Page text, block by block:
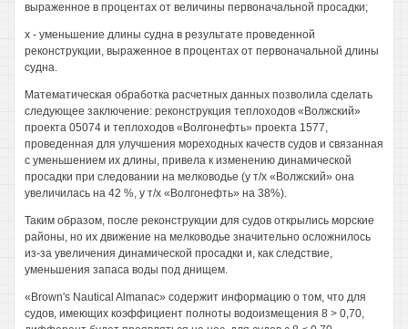
выраженное в процентах от величины первоначальной просадки;
х - уменьшение длины судна в результате проведенной
реконструкции, выраженное в процентах от первоначальной длины
судна.
Математическая обработка расчетных данных позволила сделать
следующее заключение: реконструкция теплоходов «Волжский»
проекта 05074 и теплоходов «Волгонефть» проекта 1577,
проведенная для улучшения мореходных качеств судов и связанная
с уменьшением их длины, привела к изменению динамической
просадки при следовании на мелководье (у т/х «Волжский» она
увеличилась на 42 %, у т/х «Волгонефть» на 38%).
Таким образом, после реконструкции для судов открылись морские
районы, но их движение на мелководье значительно осложнилось
из-за увеличения динамической просадки и, как следствие,
уменьшения запаса воды под днищем.
«Brown's Nautical Almanac» содержит информацию о том, что для
судов, имеющих коэффициент полноты водоизмещения 8 > 0,70,